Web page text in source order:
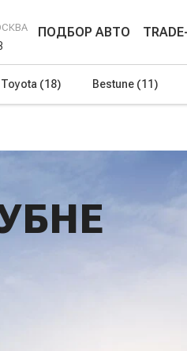
ПОДБОР АВТО
Toyota (18) Bestune (11)